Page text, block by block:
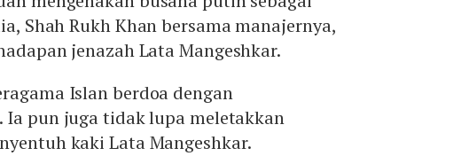
Shah Rukh Khan bersama manajernya,
jenazah Lata Mangeshkar.
Islan berdoa dengan
Ia pun juga tidak lupa meletakkan
kaki Lata Mangeshkar.